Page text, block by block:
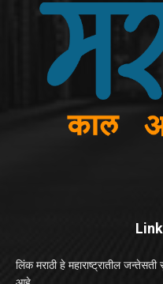
लिंक मराठी हे महाराष्ट्रातील